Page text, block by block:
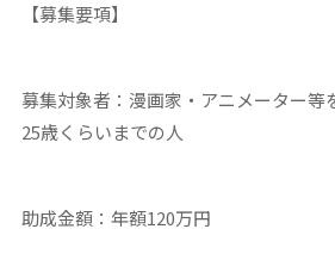
【募集要項】
募集対象者：漫画家・アニメーター等
25歳くらいまでの人
助成金額：年額120万円